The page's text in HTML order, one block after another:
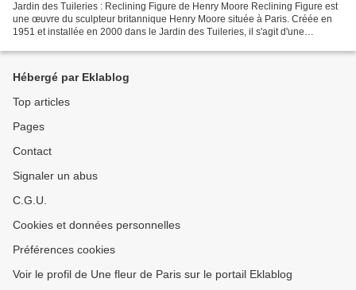
Jardin des Tuileries : Reclining Figure de Henry Moore Reclining Figure est
une œuvre du sculpteur britannique Henry Moore située à Paris. Créée en
1951 et installée en 2000 dans le Jardin des Tuileries, il s'agit d'une
Hébergé par Eklablog
Top articles
Pages
Contact
Signaler un abus
C.G.U.
Cookies et données personnelles
Préférences cookies
Voir le profil de Une fleur de Paris sur le portail Eklablog